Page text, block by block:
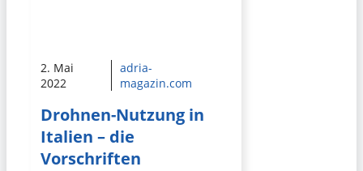
2. Mai
2022
adria-
magazin.com
Drohnen-Nutzung in
Italien – die
Vorschriften